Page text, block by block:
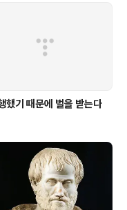
다. 아
우
했기 때문에 벌을 받는다